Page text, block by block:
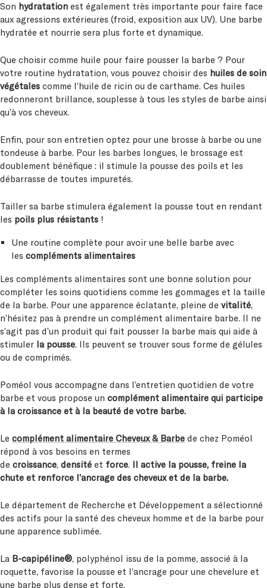
Son hydratation est également très importante pour faire face
aux agressions extérieures (froid, exposition aux UV). Une barbe
hydratée et nourrie sera plus forte et dynamique.
Que choisir comme huile pour faire pousser la barbe ? Pour
votre routine hydratation, vous pouvez choisir des huiles de soin
végétales comme l’huile de ricin ou de carthame. Ces huiles
redonneront brillance, souplesse à tous les styles de barbe ainsi
qu’à vos cheveux.
Enfin, pour son entretien optez pour une brosse à barbe ou une
tondeuse à barbe. Pour les barbes longues, le brossage est
doublement bénéfique : il stimule la pousse des poils et les
débarrasse de toutes impuretés.
Tailler sa barbe stimulera également la pousse tout en rendant
les poils plus résistants !
Une routine complète pour avoir une belle barbe avec
les compléments alimentaires
Les compléments alimentaires sont une bonne solution pour
compléter les soins quotidiens comme les gommages et la taille
de la barbe. Pour une apparence éclatante, pleine de vitalité,
n’hésitez pas à prendre un complément alimentaire barbe. Il ne
s’agit pas d’un produit qui fait pousser la barbe mais qui aide à
stimuler la pousse. Ils peuvent se trouver sous forme de gélules
ou de comprimés.
Poméol vous accompagne dans l’entretien quotidien de votre
barbe et vous propose un complément alimentaire qui participe
à la croissance et à la beauté de votre barbe.
Le complément alimentaire Cheveux & Barbe de chez Poméol
répond à vos besoins en termes
de croissance, densité et force. Il active la pousse, freine la
chute et renforce l’ancrage des cheveux et de la barbe.
Le département de Recherche et Développement a sélectionné
des actifs pour la santé des cheveux homme et de la barbe pour
une apparence sublimée.
La B-capipéline®, polyphénol issu de la pomme, associé à la
roquette, favorise la pousse et l’ancrage pour une chevelure et
une barbe plus dense et forte.